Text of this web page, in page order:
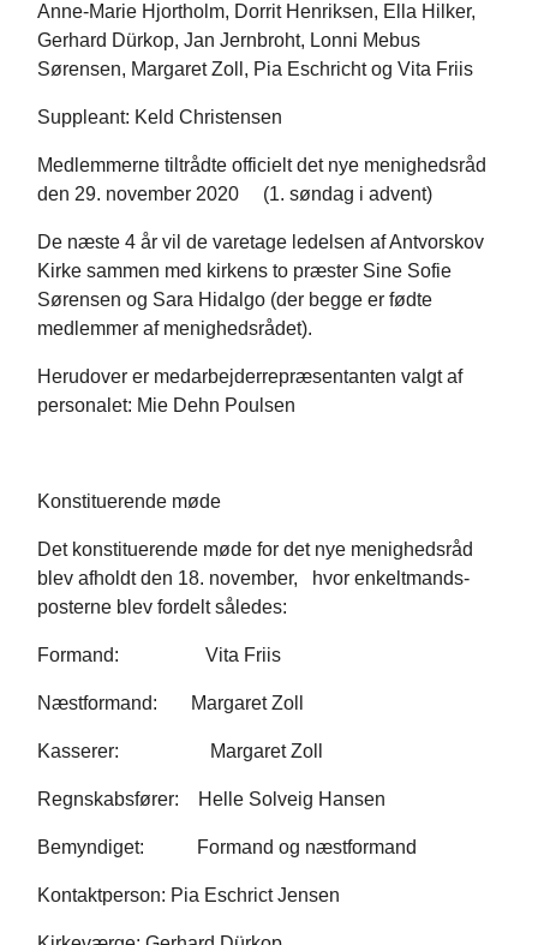
Anne-Marie Hjortholm, Dorrit Henriksen, Ella Hilker,
Gerhard Dürkop, Jan Jernbroht, Lonni Mebus
Sørensen, Margaret Zoll, Pia Eschricht og Vita Friis
Suppleant: Keld Christensen
Medlemmerne tiltrådte officielt det nye menighedsråd
den 29. november 2020 (1. søndag i advent)
De næste 4 år vil de varetage ledelsen af Antvorskov
Kirke sammen med kirkens to præster Sine Sofie
Sørensen og Sara Hidalgo (der begge er fødte
medlemmer af menighedsrådet).
Herudover er medarbejderrepræsentanten valgt af
personalet: Mie Dehn Poulsen
Konstituerende møde
Det konstituerende møde for det nye menighedsråd
blev afholdt den 18. november, hvor enkeltmands-
posterne blev fordelt således:
Formand: Vita Friis
Næstformand: Margaret Zoll
Kasserer: Margaret Zoll
Regnskabsfører: Helle Solveig Hansen
Bemyndiget: Formand og næstformand
Kontaktperson: Pia Eschrict Jensen